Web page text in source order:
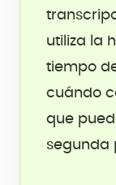
utiliza la
tiempo
cuándo
que
segunda